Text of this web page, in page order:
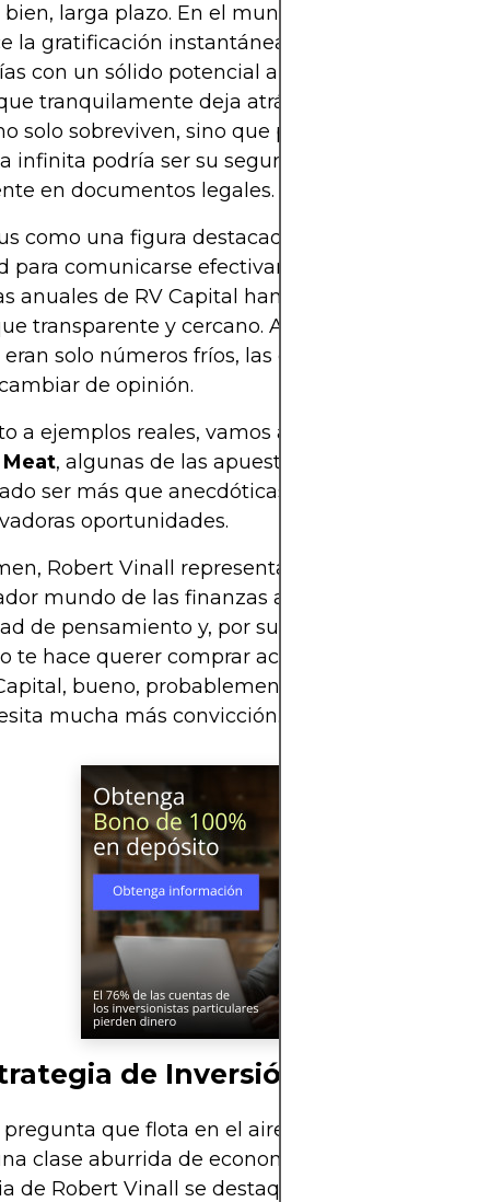
bien, larga plazo. En el mundo de las
la gratificación instantánea, Robert Vinall
con un sólido potencial a largo plazo, tal vez
tranquilamente deja atrás a la liebre. Y se
solo sobreviven, sino que prosperan en el
infinita podría ser su segundo nombre si eso no
en documentos legales.
como una figura destacada se basa también
para comunicarse efectivamente con los
anuales de RV Capital han ganado adeptos,
transparente y cercano. Así que, si pensabas
solo números fríos, las cartas de Vinall
de opinión.
a ejemplos reales, vamos a hablar de
, algunas de las apuestas de RV Capital
ser más que anecdóticas en la búsqueda de
oportunidades.
Robert Vinall representa un soplo de aire
mundo de las finanzas a través de su
de pensamiento y, por supuesto, sus logros
te hace querer comprar acciones de salvia
bueno, probablemente eres una de esas
mucha más convicción.
de Inversión
pregunta que flota en el aire como el inevitable
clase aburrida de economía: ¿qué hace que la
de Robert Vinall se destaque tanto? La